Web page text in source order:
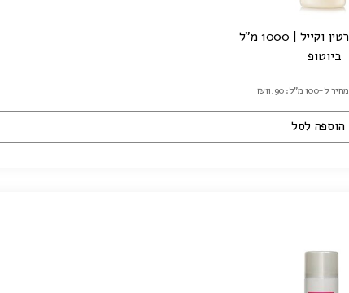
ביוטופ
מחיר ל-100 מ"ל: ₪11.90
הוספה לסל